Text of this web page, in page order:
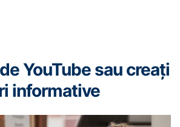
YouTube sau creați
informative